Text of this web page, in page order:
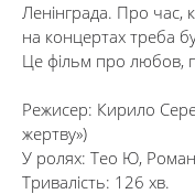
Ленінграда. Про час,
на концертах треба
Це фільм про любов,
Режисер: Кирило
жертву»)
У ролях: Тео Ю,
Тривалість: 126 хв.